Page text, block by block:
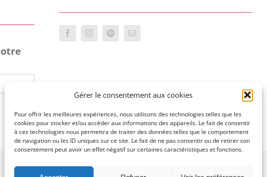
Gérer le consentement aux cookies
Pour offrir les meilleures expériences, nous utilisons des technologies telles que les
cookies pour stocker et/ou accéder aux informations des appareils. Le fait de consentir
à ces technologies nous permettra de traiter des données telles que le comportement
de navigation ou les ID uniques sur ce site. Le fait de ne pas consentir ou de retirer son
consentement peut avoir un effet négatif sur certaines caractéristiques et fonctions.